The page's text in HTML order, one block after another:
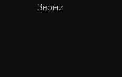
Звони